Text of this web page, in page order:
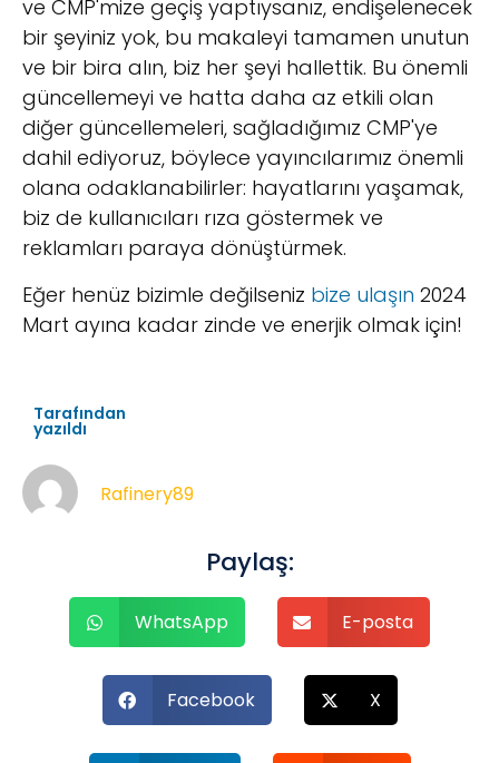
ve CMP'mize geçiş yaptıysanız, endişelenecek
bir şeyiniz yok, bu makaleyi tamamen unutun
ve bir bira alın, biz her şeyi hallettik. Bu önemli
güncellemeyi ve hatta daha az etkili olan
diğer güncellemeleri, sağladığımız CMP'ye
dahil ediyoruz, böylece yayıncılarımız önemli
olana odaklanabilirler: hayatlarını yaşamak,
biz de kullanıcıları rıza göstermek ve
reklamları paraya dönüştürmek.
Eğer henüz bizimle değilseniz bize ulaşın 2024
Mart ayına kadar zinde ve enerjik olmak için!
Tarafından
yazıldı
Rafinery89
Paylaş:
WhatsApp E-posta
Facebook X